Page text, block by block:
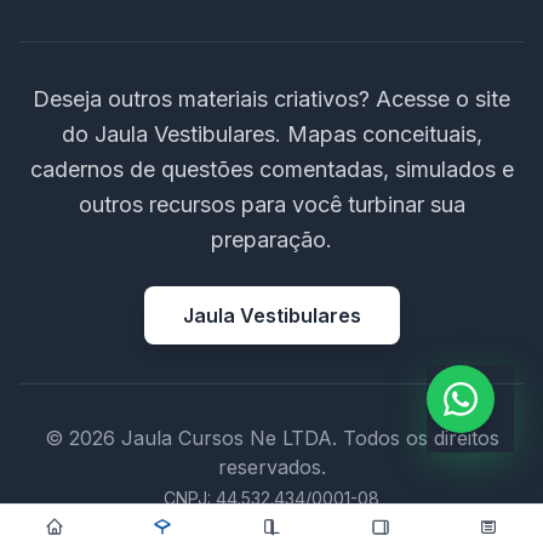
Deseja outros materiais criativos? Acesse o site
do Jaula Vestibulares. Mapas conceituais,
cadernos de questões comentadas, simulados e
outros recursos para você turbinar sua
preparação.
Jaula Vestibulares
© 2026 Jaula Cursos Ne LTDA. Todos os direitos
reservados.
CNPJ: 44.532.434/0001-08